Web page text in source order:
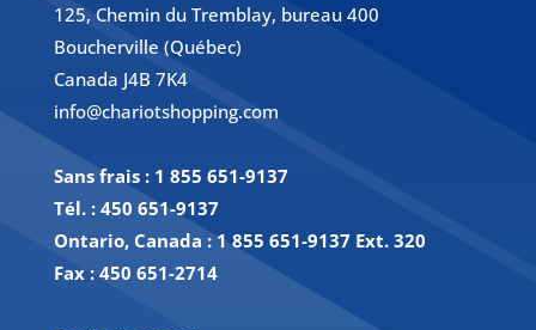
125, Chemin du Tremblay, bureau 400
Boucherville (Québec)
Canada J4B 7K4
info@chariotshopping.com
Sans frais : 1 855 651-9137
Tél. : 450 651-9137
Ontario, Canada : 1 855 651-9137 Ext. 320
Fax : 450 651-2714